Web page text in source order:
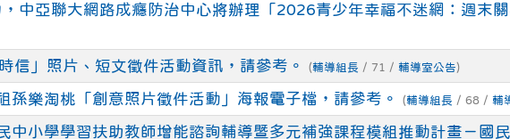
中亞聯大網路成癮防治中心將辦理「2026青少年幸福不迷網：週末
信」照片、短文徵件活動資訊，請參考。 (輔導組長 / 71 /輔導室公告)
樂淘桃「創意照片徵件活動」海報電子檔，請參考。 (輔導組長 / 68 /輔
中小學學習扶助教師增能諮詢輔導暨多元補強課程模組推動計畫－國